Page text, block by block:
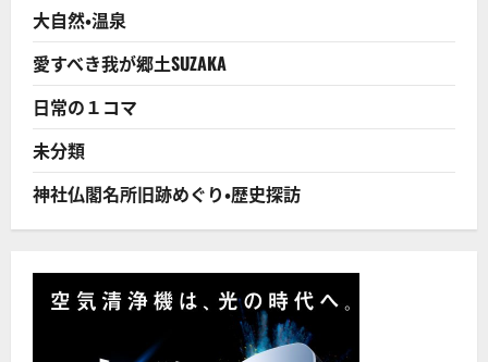
の
諸
問
題
を
解
決
す
め
に
は！
つ
ら
に
大自然・温泉
愛すべき我が郷土SUZAKA
日常の１コマ
未分類
神社仏閣名所旧跡めぐり・歴史探訪